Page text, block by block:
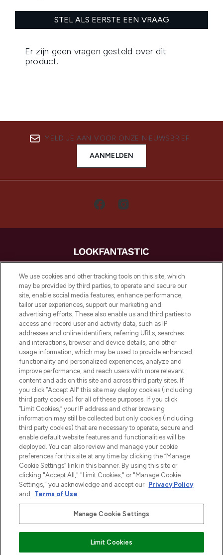
MELD JE AAN VOOR ONZE NIEUWSBRIEF
AANMELDEN
LOOKFANTASTIC is de ultieme online
beautybestemming van Europa, met de
beste huidverzorging, haarproducten en
make-up van meer dan 200 topmerken.
Shop online of via de app, met gratis
verzending vanaf €40.
Cookie-toestemming
Do Not Sell or Share My Personal
Information
HELP & INFORMATIE
BEDRIJFSINFORMATIE
OVER LOOKFANTASTIC
Betaal veilig met
We use cookies and other tracking tools on this site, which
may be provided by third parties, to operate and secure our
site, enable social media features, enhance performance,
tailor user experiences, support our marketing and
advertising efforts. These also enable us and third parties to
access and record user and activity data, such as IP
addresses and online identifiers, referring URLs, searches
and interactions, browser and device details, and other
usage information, which may be used to provide enhanced
functionality and personalized experiences, analyze and
improve performance, and reach users with more relevant
content and ads on this site and across third party sites. If
you click “Accept All” this site may deploy cookies (including
third party cookies) for all of these purposes. If you click
“Limit Cookies,” your IP address and other browsing
information may still be collected but only cookies (including
third party cookies) that are necessary to operate, secure and
enable default website features and functionalities will be
deployed. You can also review and manage your cookie
preferences for this site at any time by clicking the “Manage
Cookie Settings” link in this banner. By using this site or
clicking "Accept All," "Limit Cookies," or "Manage Cookie
Settings," you acknowledge and accept our Privacy Policy
and
Terms of Use.
Manage Cookie Settings
Limit Cookies